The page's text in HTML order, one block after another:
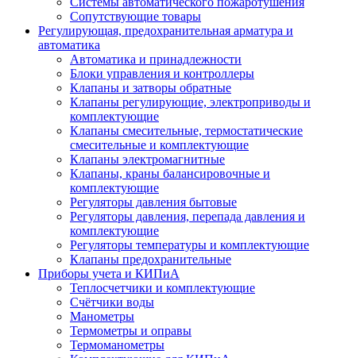
Сопутствующие товары
Регулирующая, предохранительная арматура и
автоматика
Автоматика и принадлежности
Блоки управления и контроллеры
Клапаны и затворы обратные
Клапаны регулирующие, электроприводы и
комплектующие
Клапаны смесительные, термостатические
смесительные и комплектующие
Клапаны электромагнитные
Клапаны, краны балансировочные и
комплектующие
Регуляторы давления бытовые
Регуляторы давления, перепада давления и
комплектующие
Регуляторы температуры и комплектующие
Клапаны предохранительные
Приборы учета и КИПиА
Теплосчетчики и комплектующие
Счётчики воды
Манометры
Термометры и оправы
Термоманометры